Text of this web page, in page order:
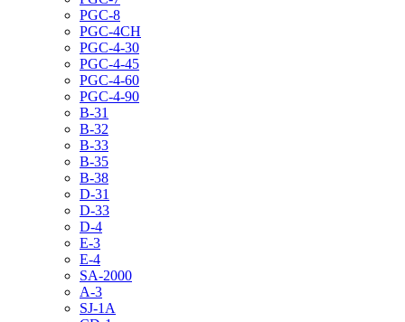
PGC-8
PGC-4CH
PGC-4-30
PGC-4-45
PGC-4-60
PGC-4-90
B-31
B-32
B-33
B-35
B-38
D-31
D-33
D-4
E-3
E-4
SA-2000
A-3
SJ-1A